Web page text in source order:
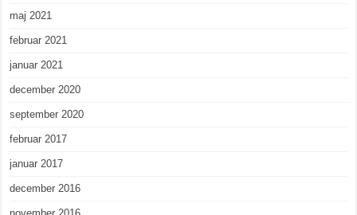
maj 2021
februar 2021
januar 2021
december 2020
september 2020
februar 2017
januar 2017
december 2016